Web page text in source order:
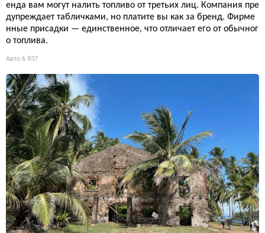
енда вам могут налить топливо от третьих лиц. Компания пре
дупреждает табличками, но платите вы как за бренд. Фирме
нные присадки — единственное, что отличает его от обычног
о топлива.
Авто 6 937